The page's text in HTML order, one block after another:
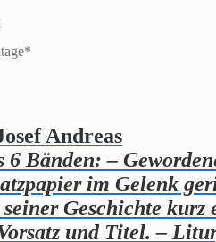
Andreas
6 Bänden: –
im Gelenk
Geschichte kurz
und Titel. –